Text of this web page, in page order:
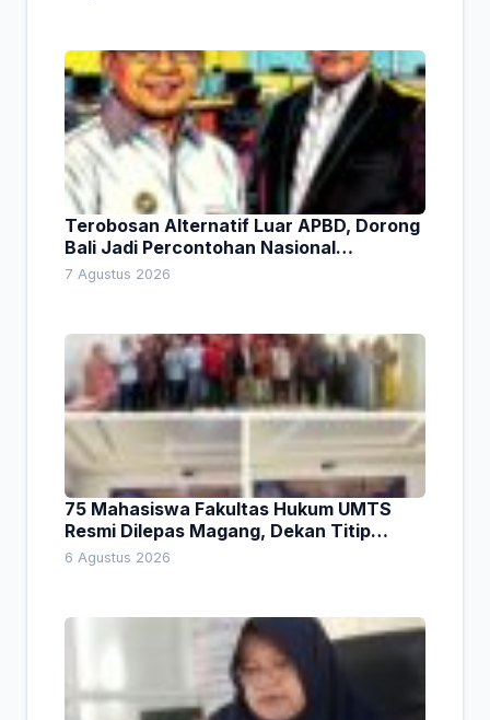
Terobosan Alternatif Luar APBD, Dorong
Bali Jadi Percontohan Nasional
Pembiayaan Daerah
7 Agustus 2026
75 Mahasiswa Fakultas Hukum UMTS
Resmi Dilepas Magang, Dekan Titip
Empat Pesan Penting
6 Agustus 2026